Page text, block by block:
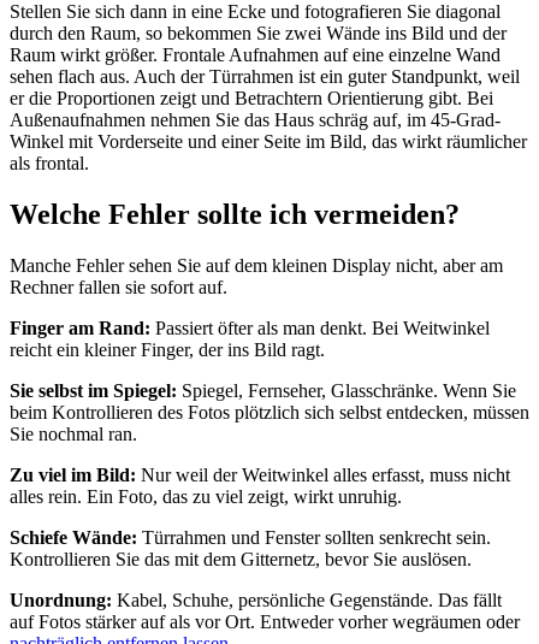
Stellen Sie sich dann in eine Ecke und fotografieren Sie diagonal
durch den Raum, so bekommen Sie zwei Wände ins Bild und der
Raum wirkt größer. Frontale Aufnahmen auf eine einzelne Wand
sehen flach aus. Auch der Türrahmen ist ein guter Standpunkt, weil
er die Proportionen zeigt und Betrachtern Orientierung gibt. Bei
Außenaufnahmen nehmen Sie das Haus schräg auf, im 45-Grad-
Winkel mit Vorderseite und einer Seite im Bild, das wirkt räumlicher
als frontal.
Welche Fehler sollte ich vermeiden?
Manche Fehler sehen Sie auf dem kleinen Display nicht, aber am
Rechner fallen sie sofort auf.
Finger am Rand: Passiert öfter als man denkt. Bei Weitwinkel
reicht ein kleiner Finger, der ins Bild ragt.
Sie selbst im Spiegel: Spiegel, Fernseher, Glasschränke. Wenn Sie
beim Kontrollieren des Fotos plötzlich sich selbst entdecken, müssen
Sie nochmal ran.
Zu viel im Bild: Nur weil der Weitwinkel alles erfasst, muss nicht
alles rein. Ein Foto, das zu viel zeigt, wirkt unruhig.
Schiefe Wände: Türrahmen und Fenster sollten senkrecht sein.
Kontrollieren Sie das mit dem Gitternetz, bevor Sie auslösen.
Unordnung: Kabel, Schuhe, persönliche Gegenstände. Das fällt
auf Fotos stärker auf als vor Ort. Entweder vorher wegräumen oder